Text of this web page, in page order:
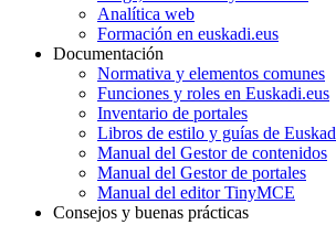
Analítica web
Formación en euskadi.eus
Documentación
Normativa y elementos comunes
Funciones y roles en Euskadi.eus
Inventario de portales
Libros de estilo y guías de
Manual del Gestor de contenidos
Manual del Gestor de portales
Manual del editor TinyMCE
Consejos y buenas prácticas